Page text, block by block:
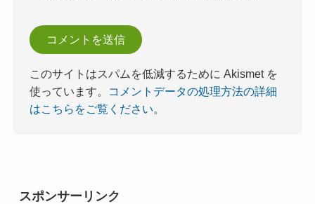
このサイトはスパムを低減するために Akismet を
使っています。
コメントデータの処理方法の詳細
はこちらをご覧ください。
スポンサーリンク